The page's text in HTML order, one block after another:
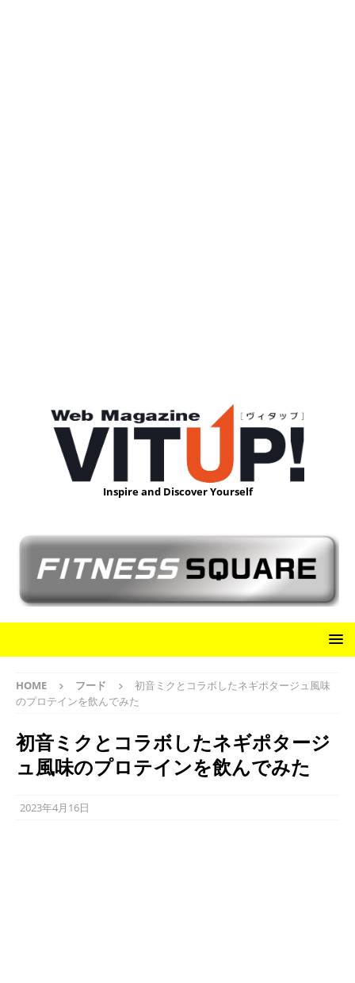
Inspire and Discover Yourself
HOME フード
初音ミクとコラボしたネギポタージュ風味
のプロテインを飲んでみた
初音ミクとコラボしたネギポタージ
ュ風味のプロテインを飲んでみた
2023年4月16日